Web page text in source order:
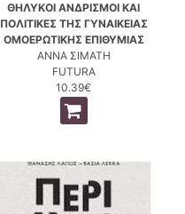
ΘΗΛΥΚΟΙ ΑΝΔΡΙΣΜΟΙ ΚΑΙ
ΠΟΛΙΤΙΚΕΣ ΤΗΣ ΓΥΝΑΙΚΕΙΑΣ
ΟΜΟΕΡΩΤΙΚΗΣ ΕΠΙΘΥΜΙΑΣ
ΑΝΝΑ ΣΙΜΑΤΗ
FUTURA
10.39€